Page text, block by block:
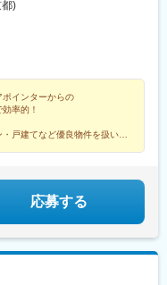
赤坂駅」より徒歩7分
)
インターからの
率的！
戸建てなど優良物件を扱い、
！
応募する